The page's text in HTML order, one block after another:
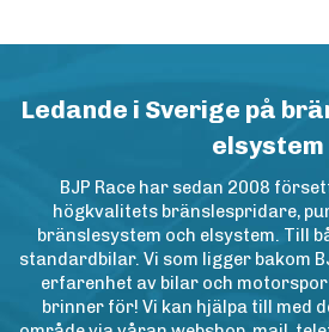
Ledande i Sverige på
elsystem
BJP Race har sedan 2008
högkvalitets bränslespridare,
bränslesystem och elsystem. Till
standardbilar. Vi som ligger bakom
erfarenhet av bilar och
brinner för! Vi kan hjälpa till med